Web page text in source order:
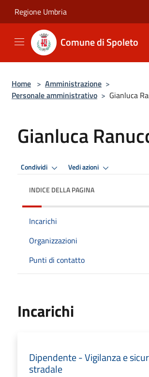
Regione Umbria
Comune di Spoleto
Home > Amministrazione >
Personale amministrativo > Gianluca
Gianluca
Condividi Vedi azioni
INDICE DELLA PAGINA
Incarichi
Organizzazioni
Punti di contatto
Incarichi
Dipendente - Vigilanza e
stradale